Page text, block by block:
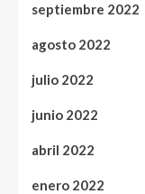
septiembre 2022
agosto 2022
julio 2022
junio 2022
abril 2022
enero 2022